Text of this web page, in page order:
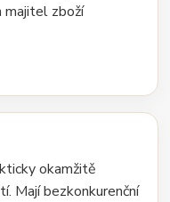
majitel zboží
okamžitě
Mají bezkonkurenční